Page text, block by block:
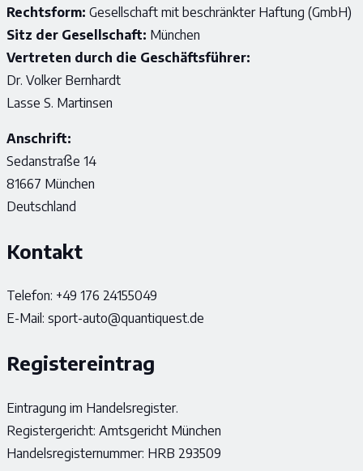
Rechtsform: Gesellschaft mit beschränkter Haftung (GmbH)
Sitz der Gesellschaft: München
Vertreten durch die Geschäftsführer:
Dr. Volker Bernhardt
Lasse S. Martinsen
Anschrift:
Sedanstraße 14
81667 München
Deutschland
Kontakt
Telefon: +49 176 24155049
E-Mail: sport-auto@quantiquest.de
Registereintrag
Eintragung im Handelsregister.
Registergericht: Amtsgericht München
Handelsregisternummer: HRB 293509